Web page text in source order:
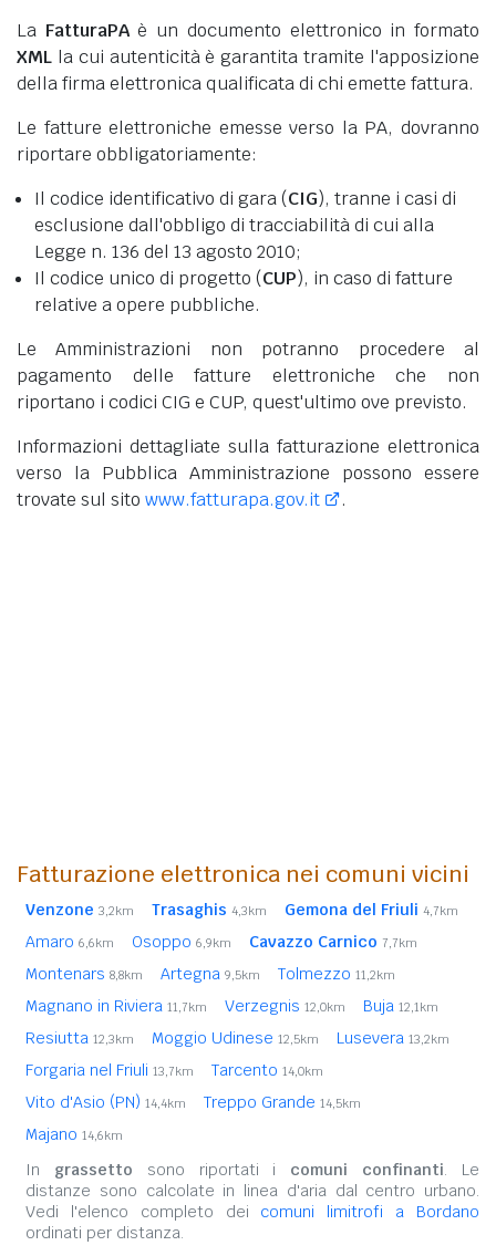
La FatturaPAè un documento elettronico in formato
XML la cui autenticità è garantita tramite l'apposizione
della firma elettronica qualificata di chi emette fattura.
Le fatture elettroniche emesse verso la PA, dovranno
riportare obbligatoriamente:
Il codice identificativo di gara (CIG), tranne i casi di
esclusione dall'obbligo di tracciabilità di cui alla
Legge n. 136 del 13 agosto 2010;
Il codice unico di progetto (CUP), in caso di fatture
relative a opere pubbliche.
Le Amministrazioni non potranno procedere al
pagamento delle fatture elettroniche che non
riportano i codici CIG e CUP, quest'ultimo ove previsto.
Informazioni dettagliate sulla fatturazione elettronica
verso la Pubblica Amministrazione possono essere
trovate sul sito www.fatturapa.gov.it .
Fatturazione elettronica nei comuni vicini
Venzone 3,2km Trasaghis 4,3km Gemona del Friuli 4,7km
Amaro 6,6km Osoppo 6,9km Cavazzo Carnico 7,7km
Montenars 8,8km Artegna 9,5km Tolmezzo 11,2km
Magnano in Riviera 11,7km Verzegnis 12,0km Buja 12,1km
Resiutta 12,3km Moggio Udinese 12,5km Lusevera 13,2km
Forgaria nel Friuli 13,7km Tarcento 14,0km
Vito d'Asio (PN) 14,4km Treppo Grande 14,5km
Majano 14,6km
In grassetto sono riportati i comuni confinanti. Le
distanze sono calcolate in linea d'aria dal centro urbano.
Vedi l'elenco completo dei comuni limitrofi a Bordano
ordinati per distanza.